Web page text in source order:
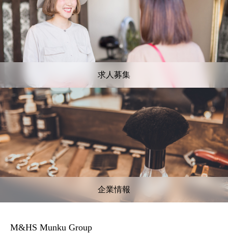
求人募集
企業情報
M&HS Munku Group